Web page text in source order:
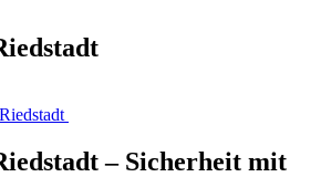
– Sicherheit mit